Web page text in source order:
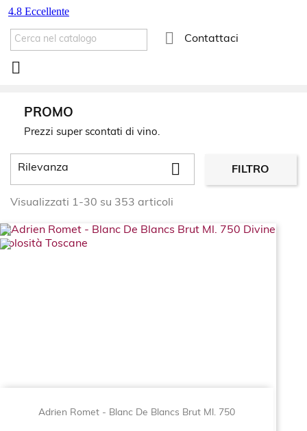
 Contattaci

PROMO
Prezzi super scontati di vino.
Rilevanza  FILTRO
Visualizzati 1-30 su 353 articoli
Adrien Romet - Blanc De Blancs Brut Ml. 750